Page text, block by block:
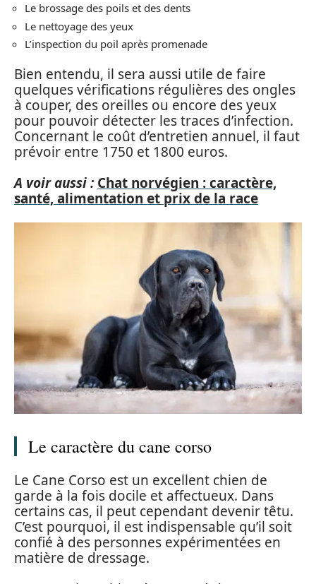
Le brossage des poils et des dents
Le nettoyage des yeux
L’inspection du poil après promenade
Bien entendu, il sera aussi utile de faire
quelques vérifications régulières des ongles
à couper, des oreilles ou encore des yeux
pour pouvoir détecter les traces d’infection.
Concernant le coût d’entretien annuel, il faut
prévoir entre 1750 et 1800 euros.
A voir aussi : Chat norvégien : caractère,
santé, alimentation et prix de la race
Le caractère du cane corso
Le Cane Corso est un excellent chien de
garde à la fois docile et affectueux. Dans
certains cas, il peut cependant devenir têtu.
C’est pourquoi, il est indispensable qu’il soit
confié à des personnes expérimentées en
matière de dressage.